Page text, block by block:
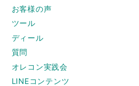
お客様の声
ツール
ディール
質問
オレコン実践会
LINEコンテンツ